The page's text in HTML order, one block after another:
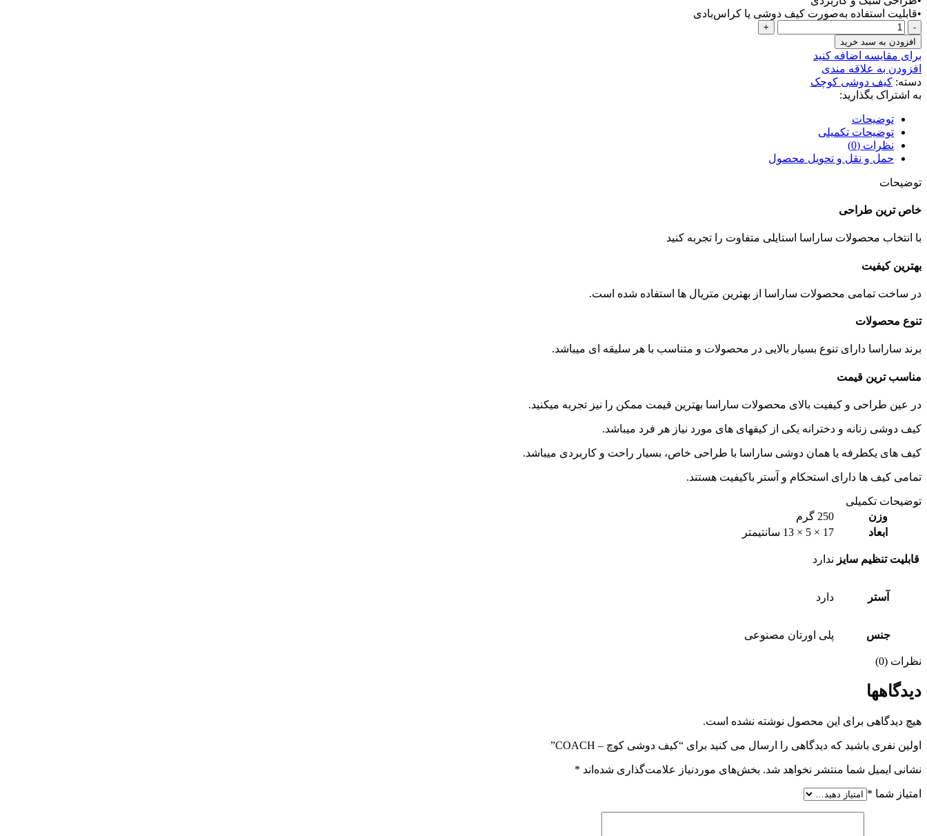
•قابلیت استفاده به‌صورت کیف دوشی یا کراس‌بادى
کیف
دوشی
کوچ
-
COACH
عدد
افزودن به سبد خرید
برای مقایسه اضافه کنید
افزودن به علاقه مندی
دسته: کیف دوشى کوچک
به اشتراک بگذارید:
توضیحات
توضیحات تکمیلی
نظرات (0)
حمل و نقل و تحویل محصول
توضیحات
خاص ترین طراحی
با انتخاب محصولات ساراسا استایلی متفاوت را تجربه کنید
بهترین کیفیت
در ساخت تمامی محصولات ساراسا از بهترين متریال ها استفاده شده است.
تنوع محصولات
برند ساراسا دارای تنوع بسیار بالایی در محصولات و متناسب با هر سلیقه ای میباشد.
مناسب ترین قیمت
در عین طراحی و کیفیت بالای محصولات ساراسا بهترین قیمت ممکن را نیز تجربه میکنید.
کیف دوشى زنانه و دخترانه یکی از كيفهاى های مورد نیاز هر فرد میباشد.
کیف های يكطرفه يا همان دوشى ساراسا با طراحی خاص، بسیار راحت و کاربردی میباشد.
تمامی کیف ها دارای استحكام و آستر باكيفيت هستند.
توضیحات تکمیلی
وزن
250 گرم
ابعاد
17 × 5 × 13 سانتیمتر
قابلیت تنظیم سایز ندارد
آستر دارد
جنس پلی اورتان مصنوعی
نظرات (0)
دیدگاهها
هیچ دیدگاهی برای این محصول نوشته نشده است.
اولین نفری باشید که دیدگاهی را ارسال می کنید برای “کیف دوشی کوچ – COACH”
نشانی ایمیل شما منتشر نخواهد شد. بخش‌های موردنیاز علامت‌گذاری شده‌اند *
امتیاز شما *